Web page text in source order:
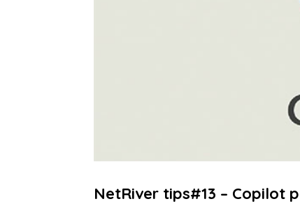
NetRiver tips#13 – Copilot